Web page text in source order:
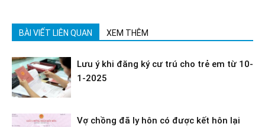
BÀI VIẾT LIÊN QUAN XEM THÊM
Lưu ý khi đăng ký cư trú cho trẻ em từ 10-
1-2025
Vợ chồng đã ly hôn có được kết hôn lại